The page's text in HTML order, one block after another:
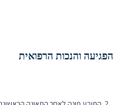
הפגיעה והנכות הרפואית